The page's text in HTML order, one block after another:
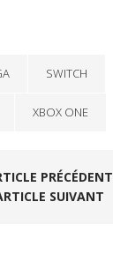
SWITCH
XBOX ONE
PRÉCÉDENT
SUIVANT